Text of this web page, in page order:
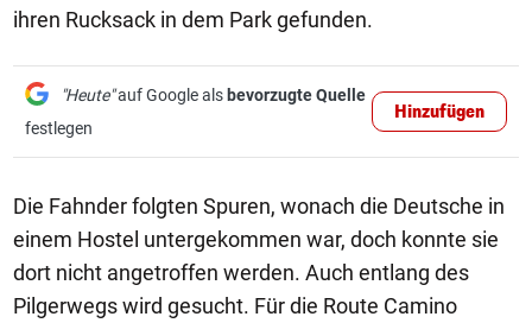
ihren Rucksack in dem Park gefunden.
"Heute"auf Google als bevorzugte Quelle
festlegen
Hinzufügen
Die Fahnder folgten Spuren, wonach die Deutsche in
einem Hostel untergekommen war, doch konnte sie
dort nicht angetroffen werden. Auch entlang des
Pilgerwegs wird gesucht. Für die Route Camino